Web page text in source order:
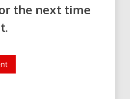
the next time